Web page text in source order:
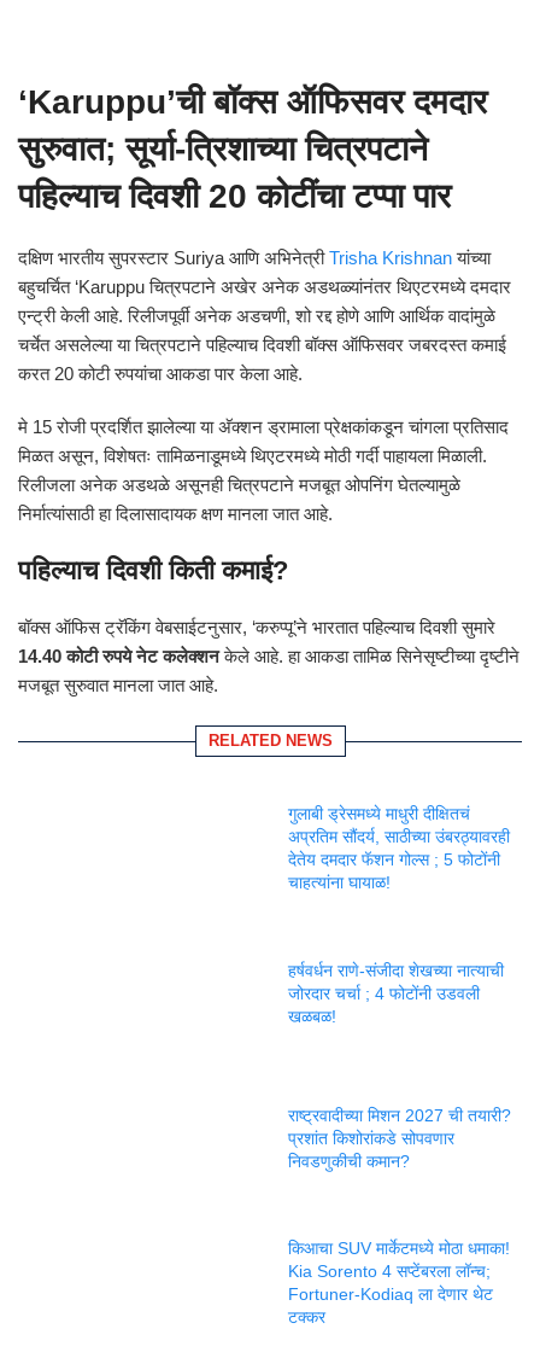
‘Karuppu’ची बॉक्स ऑफिसवर दमदार
सुरुवात; सूर्या-त्रिशाच्या चित्रपटाने
पहिल्याच दिवशी 20 कोटींचा टप्पा पार
दक्षिण भारतीय सुपरस्टार Suriya आणि अभिनेत्रीTrisha Krishnanयांच्या
बहुचर्चित ‘Karuppu चित्रपटाने अखेर अनेक अडथळ्यांनंतर थिएटरमध्ये दमदार
एन्ट्री केली आहे. रिलीजपूर्वी अनेक अडचणी, शो रद्द होणे आणि आर्थिक वादांमुळे
चर्चेत असलेल्या या चित्रपटाने पहिल्याच दिवशी बॉक्स ऑफिसवर जबरदस्त कमाई
करत 20 कोटी रुपयांचा आकडा पार केला आहे.
मे 15 रोजी प्रदर्शित झालेल्या या अ‍ॅक्शन ड्रामाला प्रेक्षकांकडून चांगला प्रतिसाद
मिळत असून, विशेषतः तामिळनाडूमध्ये थिएटरमध्ये मोठी गर्दी पाहायला मिळाली.
रिलीजला अनेक अडथळे असूनही चित्रपटाने मजबूत ओपनिंग घेतल्यामुळे
निर्मात्यांसाठी हा दिलासादायक क्षण मानला जात आहे.
पहिल्याच दिवशी किती कमाई?
बॉक्स ऑफिस ट्रॅकिंग वेबसाईटनुसार, ‘करुप्पू’ने भारतात पहिल्याच दिवशी सुमारे
14.40 कोटी रुपये नेट कलेक्शनकेले आहे. हा आकडा तामिळ सिनेसृष्टीच्या दृष्टीने
मजबूत सुरुवात मानला जात आहे.
RELATED NEWS
गुलाबी ड्रेसमध्ये माधुरी दीक्षितचं
अप्रतिम सौंदर्य, साठीच्या उंबरठ्यावरही
देतेय दमदार फॅशन गोल्स ; 5 फोटोंनी
चाहत्यांना घायाळ!
हर्षवर्धन राणे-संजीदा शेखच्या नात्याची
जोरदार चर्चा ; 4 फोटोंनी उडवली
खळबळ!
राष्ट्रवादीच्या मिशन 2027 ची तयारी?
प्रशांत किशोरांकडे सोपवणार
निवडणुकीची कमान?
किआचा SUV मार्केटमध्ये मोठा धमाका!
Kia Sorento 4 सप्टेंबरला लॉन्च;
Fortuner-Kodiaq ला देणार थेट
टक्कर